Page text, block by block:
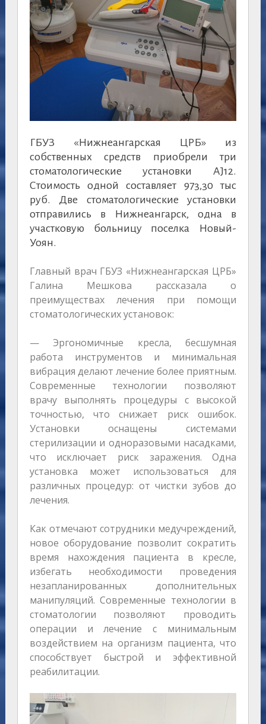
ГБУЗ «Нижнеангарская ЦРБ» из
собственных средств приобрели три
стоматологические установки AJ12.
Стоимость одной составляет 973,30 тыс
руб. Две стоматологические установки
отправились в Нижнеангарск, одна в
участковую больницу поселка Новый-
Уоян.
Главный врач ГБУЗ «Нижнеангарская ЦРБ»
Галина Мешкова рассказала о
преимуществах лечения при помощи
стоматологических установок:
— Эргономичные кресла, бесшумная
работа инструментов и минимальная
вибрация делают лечение более приятным.
Современные технологии позволяют
врачу выполнять процедуры с высокой
точностью, что снижает риск ошибок.
Установки оснащены системами
стерилизации и одноразовыми насадками,
что исключает риск заражения. Одна
установка может использоваться для
различных процедур: от чистки зубов до
лечения.
Как отмечают сотрудники медучреждений,
новое оборудование позволит сократить
время нахождения пациента в кресле,
избегать необходимости проведения
незапланированных дополнительных
манипуляций. Современные технологии в
стоматологии позволяют проводить
операции и лечение с минимальным
воздействием на организм пациента, что
способствует быстрой и эффективной
реабилитации.